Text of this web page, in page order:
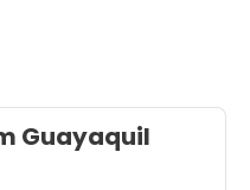
Guayaquil